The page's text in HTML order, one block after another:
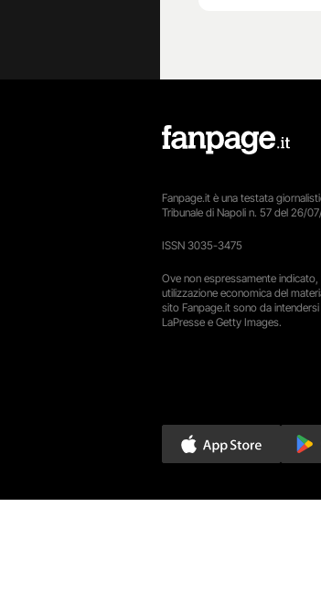
Fanpage.it è una testata
Tribunale di Napoli n. 57 del 26/
ISSN 3035-3475
Ove non espressamente
utilizzazione economica del
sito Fanpage.it sono da
LaPresse e Getty Images.